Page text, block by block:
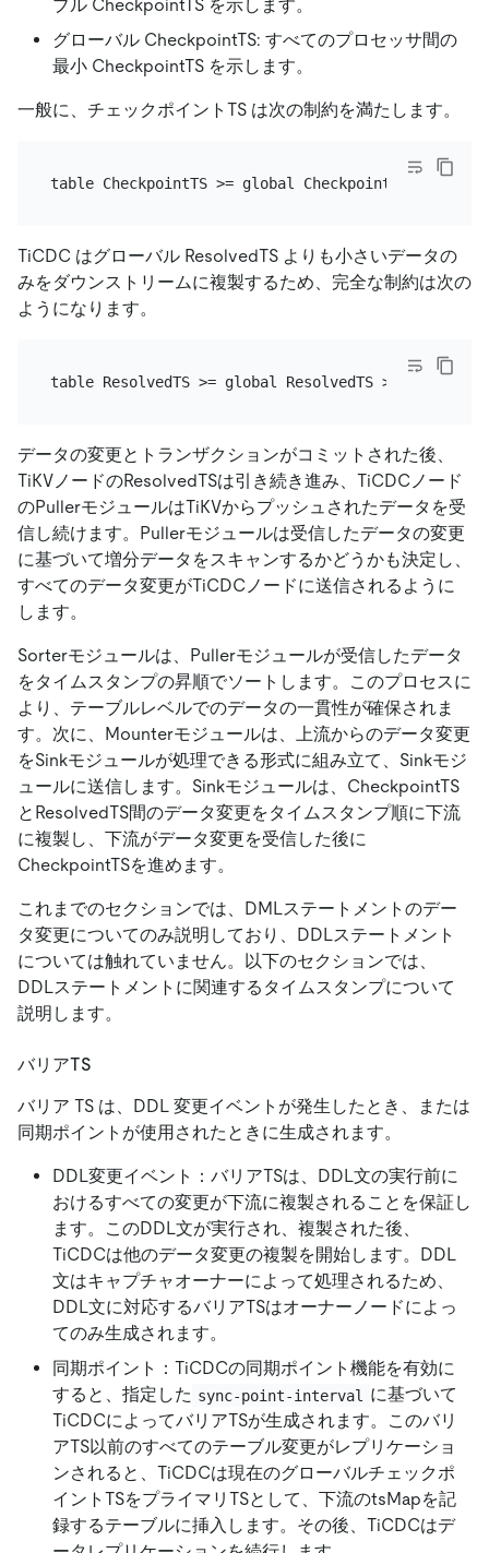
ブル CheckpointTS を示します。
グローバル CheckpointTS: すべてのプロセッサ間の
最小 CheckpointTS を示します。
一般に、チェックポイントTS は次の制約を満たします。
TiCDC はグローバル ResolvedTS よりも小さいデータの
みをダウンストリームに複製するため、完全な制約は次の
ようになります。
データの変更とトランザクションがコミットされた後、
TiKVノードのResolvedTSは引き続き進み、TiCDCノード
のPullerモジュールはTiKVからプッシュされたデータを受
信し続けます。Pullerモジュールは受信したデータの変更
に基づいて増分データをスキャンするかどうかも決定し、
すべてのデータ変更がTiCDCノードに送信されるように
します。
Sorterモジュールは、Pullerモジュールが受信したデータ
をタイムスタンプの昇順でソートします。このプロセスに
より、テーブルレベルでのデータの一貫性が確保されま
す。次に、Mounterモジュールは、上流からのデータ変更
をSinkモジュールが処理できる形式に組み立て、Sinkモジ
ュールに送信します。Sinkモジュールは、CheckpointTS
とResolvedTS間のデータ変更をタイムスタンプ順に下流
に複製し、下流がデータ変更を受信した後に
CheckpointTSを進めます。
これまでのセクションでは、DMLステートメントのデー
タ変更についてのみ説明しており、DDLステートメント
については触れていません。以下のセクションでは、
DDLステートメントに関連するタイムスタンプについて
説明します。
バリアTS
バリア TS は、DDL 変更イベントが発生したとき、または
同期ポイントが使用されたときに生成されます。
DDL変更イベント：バリアTSは、DDL文の実行前に
おけるすべての変更が下流に複製されることを保証し
ます。このDDL文が実行され、複製された後、
TiCDCは他のデータ変更の複製を開始します。DDL
文はキャプチャオーナーによって処理されるため、
DDL文に対応するバリアTSはオーナーノードによっ
てのみ生成されます。
同期ポイント：TiCDCの同期ポイント機能を有効に
すると、指定した sync-point-interval
に基づいて
TiCDCによってバリアTSが生成されます。このバリ
アTS以前のすべてのテーブル変更がレプリケーショ
ンされると、TiCDCは現在のグローバルチェックポ
イントTSをプライマリTSとして、下流のtsMapを記
録するテーブルに挿入します。その後、TiCDCはデ